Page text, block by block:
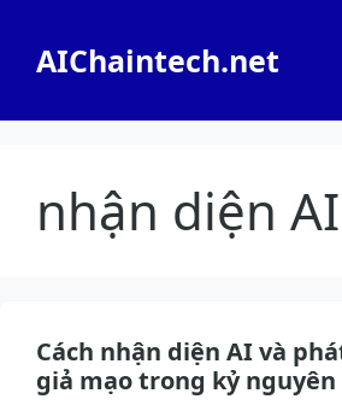
AIChaintech.net
nhận diện AI
Cách nhận diện AI và
giả mạo trong kỷ nguyên